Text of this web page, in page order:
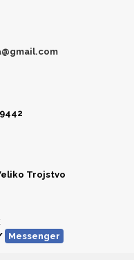
Trojstvo
Messenger